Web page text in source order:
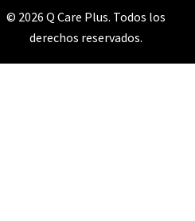
© 2026 Q Care Plus. Todos los
derechos reservados.